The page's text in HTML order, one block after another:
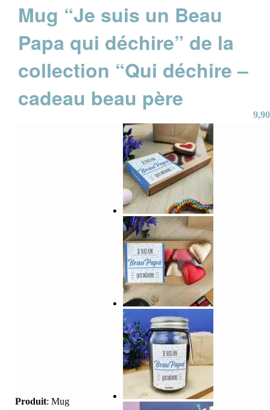
Mug “Je suis un Beau
Papa qui déchire” de la
collection “Qui déchire –
cadeau beau père
9,90
Produit: Mug